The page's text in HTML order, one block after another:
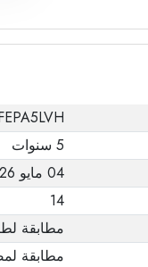
5 سنوات
04 مايو 2026
14
مطابقة
مطابقة